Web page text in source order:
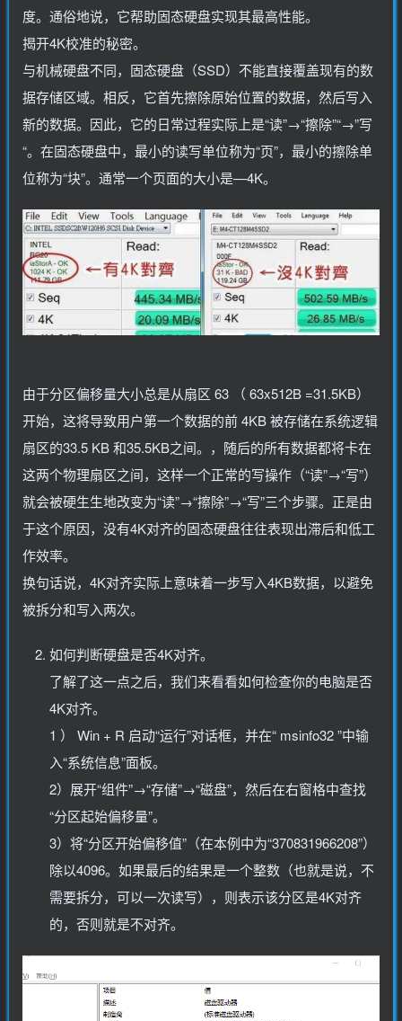
度。通俗地说，它帮助固态硬盘实现其最高性能。
揭开4K校准的秘密。
与机械硬盘不同，固态硬盘（SSD）不能直接覆盖现有的数
据存储区域。相反，它首先擦除原始位置的数据，然后写入
新的数据。因此，它的日常过程实际上是“读”→“擦除”“→”写
“。在固态硬盘中，最小的读写单位称为“页”，最小的擦除单
位称为“块”。通常一个页面的大小是—4K。
由于分区偏移量大小总是从扇区 63 （ 63x512B =31.5KB）
开始，这将导致用户第一个数据的前 4KB 被存储在系统逻辑
扇区的33.5 KB 和35.5KB之间。，随后的所有数据都将卡在
这两个物理扇区之间，这样一个正常的写操作（“读”→“写”）
就会被硬生生地改变为“读”→“擦除”→“写”三个步骤。正是由
于这个原因，没有4K对齐的固态硬盘往往表现出滞后和低工
作效率。
换句话说，4K对齐实际上意味着一步写入4KB数据，以避免
被拆分和写入两次。
如何判断硬盘是否4K对齐。
了解了这一点之后，我们来看看如何检查你的电脑是否
4K对齐。
1 ） Win + R 启动“运行”对话框，并在“ msinfo32 ”中输
入“系统信息”面板。
2）展开“组件”→“存储”→“磁盘”，然后在右窗格中查找
“分区起始偏移量”。
3）将“分区开始偏移值”（在本例中为“370831966208”）
除以4096。如果最后的结果是一个整数（也就是说，不
需要拆分，可以一次读写），则表示该分区是4K对齐
的，否则就是不对齐。